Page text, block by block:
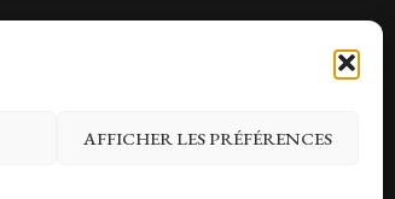
AFFICHER LES PRÉFÉRENCES